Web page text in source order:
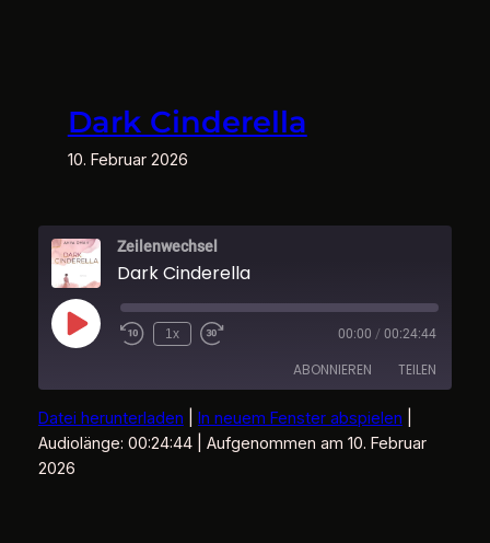
Dark Cinderella
10. Februar 2026
Zeilenwechsel
Dark Cinderella
Play
Episode
1x 00:00 / 00:24:44
ABONNIEREN TEILEN
RSS FEED
TEILEN
LINK
Datei herunterladen In neuem Fenster abspielen
Audiolänge: 00:24:44| Aufgenommen am 10. Februar
2026